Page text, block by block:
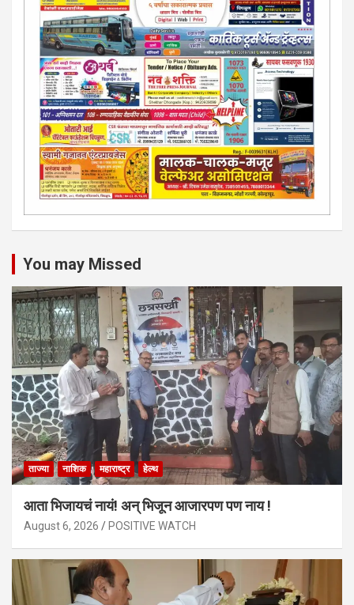
You may Missed
ताज्या नाशिक महाराष्ट्र हेल्थ
आता भिजायचं नायं! अन् भिजून आजारपण पण नाय !
August 6, 2026 POSITIVE WATCH